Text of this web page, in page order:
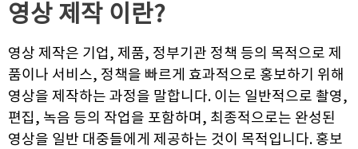
영상 제작 이란?
영상 제작은 기업, 제품, 정부기관 정책 등의 목적으로 제
품이나 서비스, 정책을 빠르게 효과적으로 홍보하기 위해
영상을 제작하는 과정을 말합니다. 이는 일반적으로 촬영,
편집, 녹음 등의 작업을 포함하며, 최종적으로는 완성된
영상을 일반 대중들에게 제공하는 것이 목적입니다. 홍보